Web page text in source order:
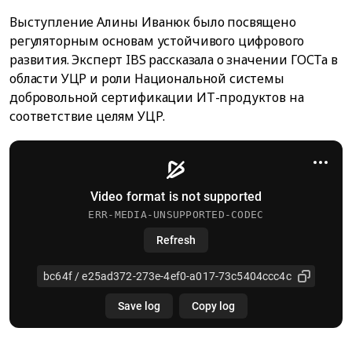
Выступление Алины Иванюк было посвящено
регуляторным основам устойчивого цифрового
развития. Эксперт IBS рассказала о значении ГОСТа в
области УЦР и роли Национальной системы
добровольной сертификации ИТ-продуктов на
соответствие целям УЦР.